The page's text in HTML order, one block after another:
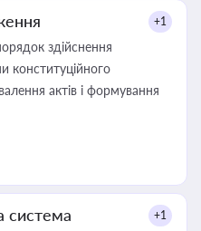
+1
здійснення
конституційного
актів і формування
система +1